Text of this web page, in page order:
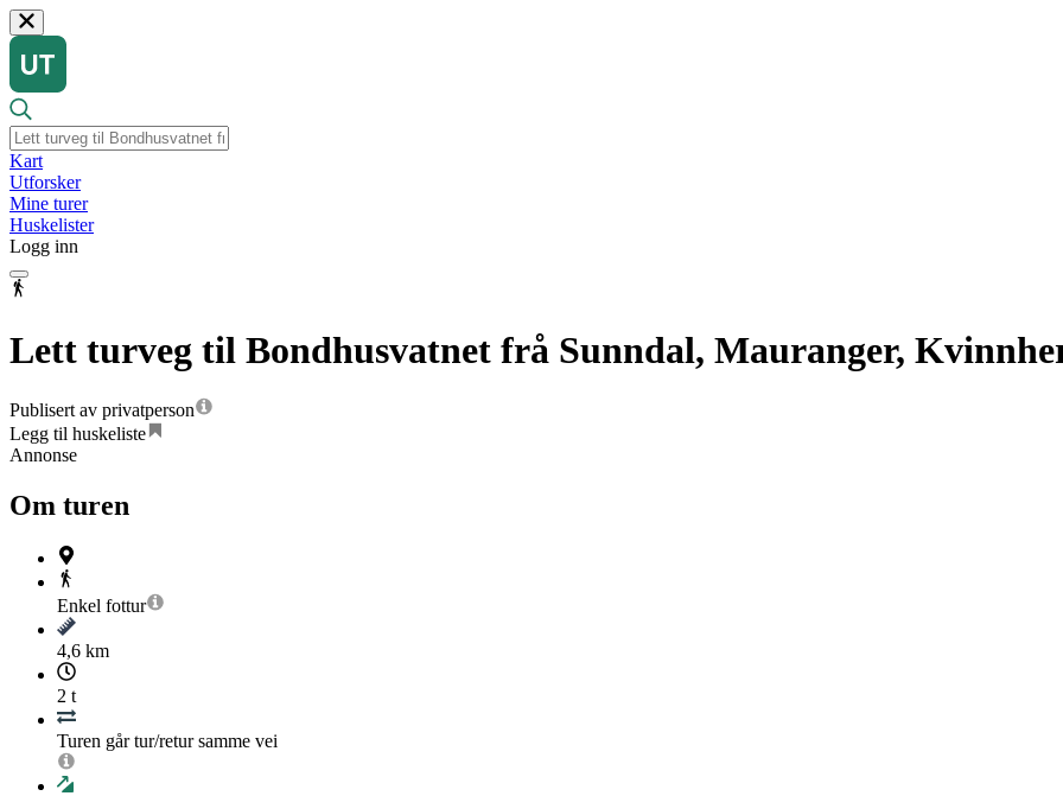
Kart
Utforsker
Mine turer
Huskelister
Logg inn
Lett turveg til Bondhusvatnet frå Sunndal, Mauranger,
Publisert av privatperson
Legg til huskeliste
Annonse
Om turen
Enkel fottur
4,6 km
2 t
Turen går tur/retur samme vei